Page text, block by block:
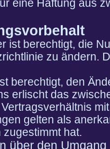
eine Haftung aus
ist berechtigt, die
zu ändern.
berechtigt, den
erlischt das
gelten als
hat.
über den